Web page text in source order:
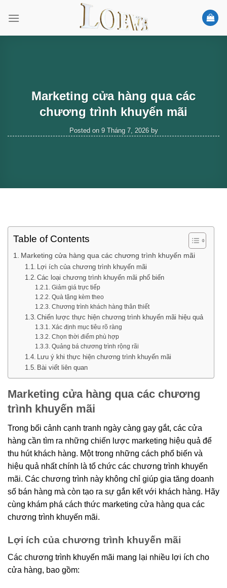
Marketing cửa hàng qua các
chương trình khuyến mãi
Posted on 9 Tháng 7, 2026by
Table of Contents
Marketing cửa hàng qua các chương trình khuyến mãi
Lợi ích của chương trình khuyến mãi
Các loại chương trình khuyến mãi phổ biến
Giảm giá trực tiếp
Quà tặng kèm theo
Chương trình khách hàng thân thiết
Chiến lược thực hiện chương trình khuyến mãi hiệu quả
Xác định mục tiêu rõ ràng
Chọn thời điểm phù hợp
Quảng bá chương trình rộng rãi
Lưu ý khi thực hiện chương trình khuyến mãi
Bài viết liên quan
Marketing cửa hàng qua các chương
trình khuyến mãi
Trong bối cảnh cạnh tranh ngày càng gay gắt, các cửa
hàng cần tìm ra những chiến lược marketing hiệu quả để
thu hút khách hàng. Một trong những cách phổ biến và
hiệu quả nhất chính là tổ chức các chương trình khuyến
mãi. Các chương trình này không chỉ giúp gia tăng doanh
số bán hàng mà còn tạo ra sự gắn kết với khách hàng. Hãy
cùng khám phá cách thức marketing cửa hàng qua các
chương trình khuyến mãi.
Lợi ích của chương trình khuyến mãi
Các chương trình khuyến mãi mang lại nhiều lợi ích cho
cửa hàng, bao gồm: